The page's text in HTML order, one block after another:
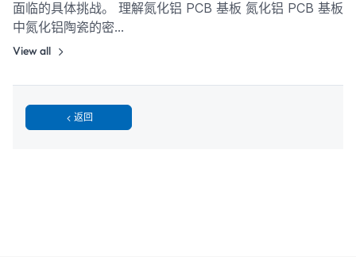
面临的具体挑战。 理解氮化铝 PCB 基板 氮化铝 PCB 基板
中氮化铝陶瓷的密…
View all
返回